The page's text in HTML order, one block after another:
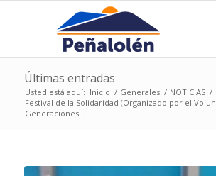
Últimas entradas
Usted está aquí: Inicio / Generales / NOTICIAS /
Festival de la Solidaridad (Organizado por el
Generaciones...